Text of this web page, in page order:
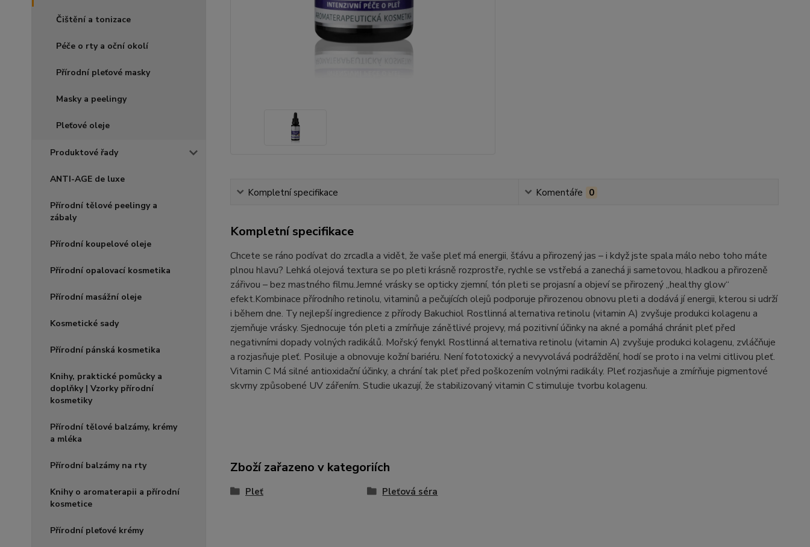
Čištění a tonizace
Péče o rty a oční okolí
Přírodní pleťové masky
Masky a peelingy
Pleťové oleje
Produktové řady
ANTI-AGE de luxe
Přírodní tělové peelingy a
zábaly
Přírodní koupelové oleje
Přírodní opalovací kosmetika
Přírodní masážní oleje
Kosmetické sady
Přírodní pánská kosmetika
Knihy, praktické pomůcky a
doplňky | Vzorky přírodní
kosmetiky
Přírodní tělové balzámy, krémy
a mléka
Přírodní balzámy na rty
Knihy o aromaterapii a přírodní
kosmetice
Přírodní pleťové krémy
Kompletní specifikace Komentáře 0
Kompletní specifikace
Chcete se ráno podívat do zrcadla a vidět, že vaše pleť má energii, šťávu a přirozený jas – i když jste spala málo nebo toho máte
plnou hlavu? Lehká olejová textura se po pleti krásně rozprostře, rychle se vstřebá a zanechá ji sametovou, hladkou a přirozeně
zářivou – bez mastného filmu.Jemné vrásky se opticky zjemní, tón pleti se projasní a objeví se přirozený „healthy glow“
efekt.Kombinace přírodního retinolu, vitaminů a pečujících olejů podporuje přirozenou obnovu pleti a dodává jí energii, kterou si udrží
i během dne. Ty nejlepší ingredience z přírody Bakuchiol Rostlinná alternativa retinolu (vitamin A) zvyšuje produkci kolagenu a
zjemňuje vrásky. Sjednocuje tón pleti a zmírňuje zánětlivé projevy, má pozitivní účinky na akné a pomáhá chránit pleť před
negativními dopady volných radikálů. Mořský fenykl Rostlinná alternativa retinolu (vitamin A) zvyšuje produkci kolagenu, zvláčňuje
a rozjasňuje pleť. Posiluje a obnovuje kožní bariéru. Není fototoxický a nevyvolává podráždění, hodí se proto i na velmi citlivou pleť.
Vitamin C Má silné antioxidační účinky, a chrání tak pleť před poškozením volnými radikály. Pleť rozjasňuje a zmírňuje pigmentové
skvrny způsobené UV zářením. Studie ukazují, že stabilizovaný vitamin C stimuluje tvorbu kolagenu.
Zboží zařazeno v kategoriích
Pleť Pleťová séra